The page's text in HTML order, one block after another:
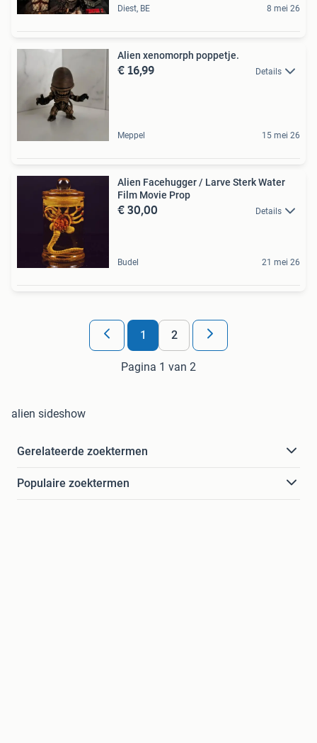
Diest, BE 8 mei 26
Alien xenomorph poppetje.
€ 16,99 Details
Meppel 15 mei 26
Alien Facehugger / Larve Sterk Water
Film Movie Prop
€ 30,00 Details
Budel 21 mei 26
1 2
Pagina 1 van 2
alien sideshow
Gerelateerde zoektermen
Populaire zoektermen